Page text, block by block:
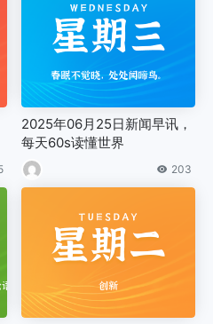
2025年06月25日新闻早讯，
每天60s读懂世界
203